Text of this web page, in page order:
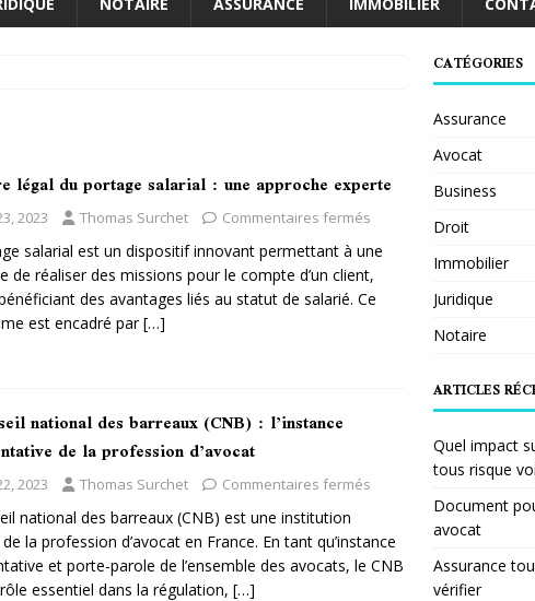
légal du portage salarial : une approche experte
2023 Thomas Surchet Commentaires fermés
salarial est un dispositif innovant permettant à une
de réaliser des missions pour le compte d’un client,
des avantages liés au statut de salarié. Ce
est encadré par[…]
national des barreaux (CNB) : l’instance
de la profession d’avocat
2023 Thomas Surchet Commentaires fermés
national des barreaux (CNB) est une institution
la profession d’avocat en France. En tant qu’instance
et porte-parole de l’ensemble des avocats, le CNB
essentiel dans la régulation, […]
CATÉGORIES
Assurance
Avocat
Business
Droit
Immobilier
Juridique
Notaire
ARTICLES
Quel impact
tous risque
Document
avocat
Assurance
vérifier